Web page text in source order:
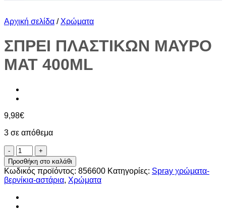
Αρχική σελίδα / Χρώματα
ΣΠΡΕΙ ΠΛΑΣΤΙΚΩΝ ΜΑΥΡΟ
ΜΑΤ 400ΜL
9,98€
3 σε απόθεμα
ΣΠΡΕΙ
ΠΛΑΣΤΙΚΩΝ
ΜΑΥΡΟ
ΜΑΤ
400ΜL
ποσότητα
Προσθήκη στο καλάθι
Κωδικός προϊόντος: 856600 Κατηγορίες: Spray χρώματα-
βερνίκια-αστάρια, Χρώματα